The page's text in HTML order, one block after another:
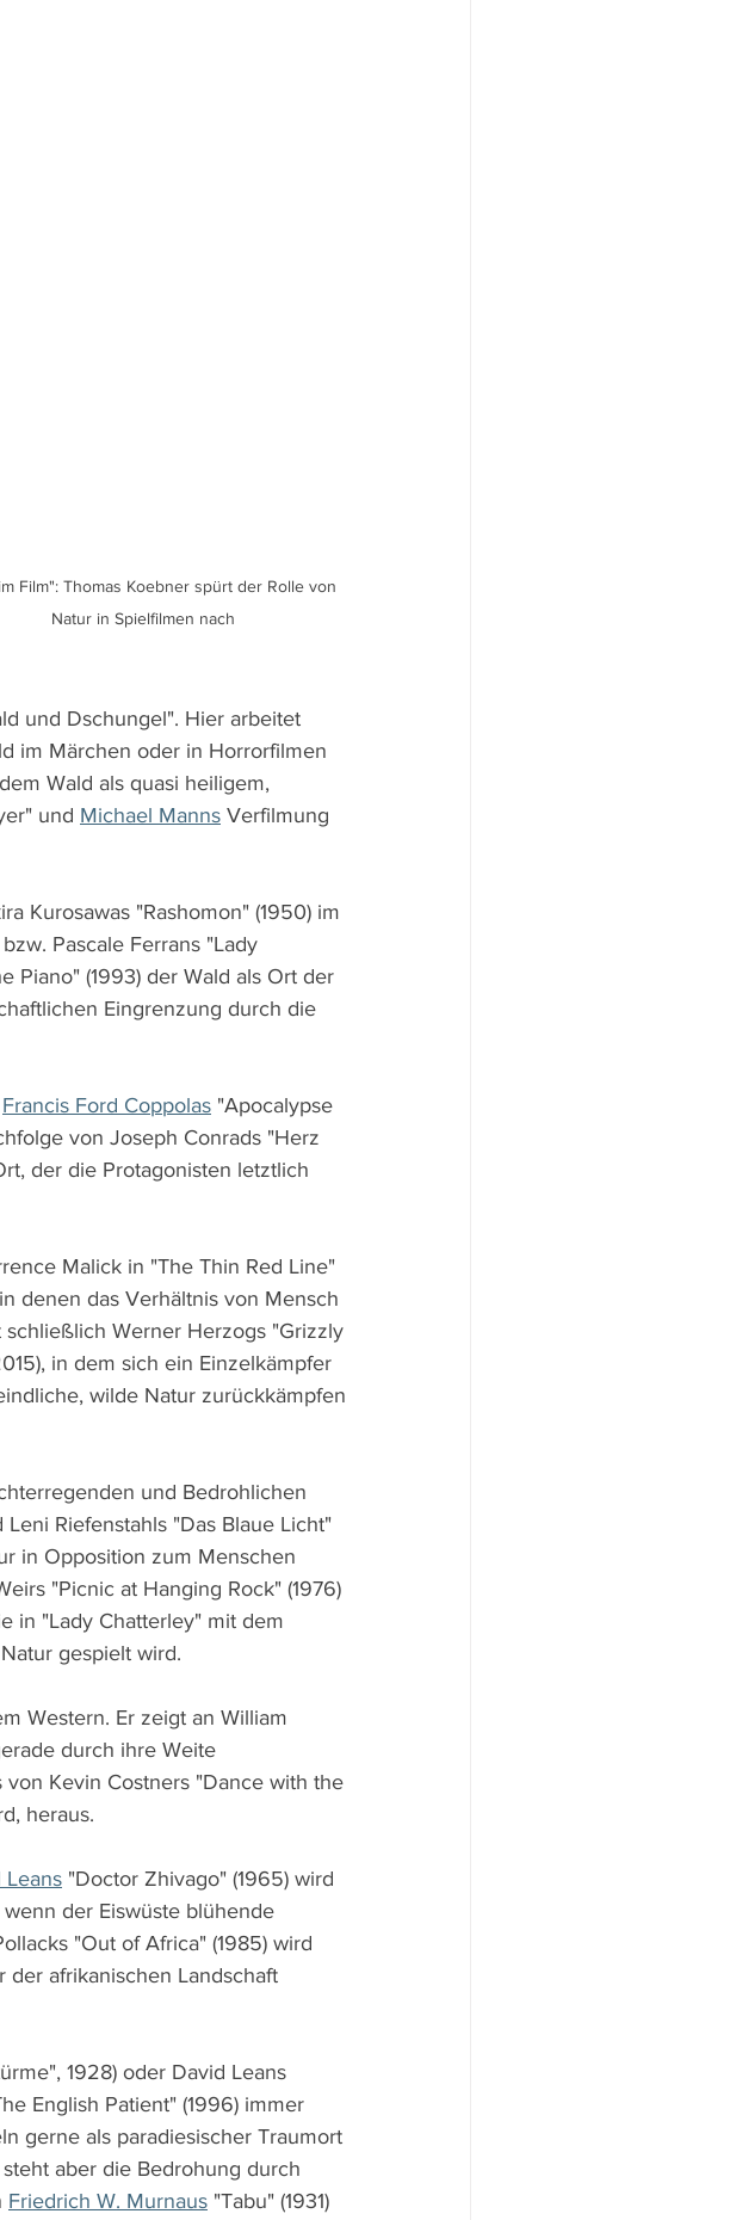
Film": Thomas Koebner spürt der Rolle von
Natur in Spielfilmen nach
und Dschungel". Hier arbeitet
im Märchen oder in Horrorfilmen
Wald als quasi heiligem,
und Michael Manns Verfilmung
Kurosawas "Rashomon" (1950) im
Pascale Ferrans "Lady
Piano" (1993) der Wald als Ort der
Eingrenzung durch die
Francis Ford Coppolas "Apocalypse
von Joseph Conrads "Herz
der die Protagonisten letztlich
Malick in "The Thin Red Line"
denen das Verhältnis von Mensch
Werner Herzogs "Grizzly
in dem sich ein Einzelkämpfer
wilde Natur zurückkämpfen
und Bedrohlichen
Riefenstahls "Das Blaue Licht"
in Opposition zum Menschen
"Picnic at Hanging Rock" (1976)
in "Lady Chatterley" mit dem
gespielt wird.
Western. Er zeigt an William
durch ihre Weite
Kevin Costners "Dance with the
heraus.
Leans "Doctor Zhivago" (1965) wird
der Eiswüste blühende
"Out of Africa" (1985) wird
afrikanischen Landschaft
1928) oder David Leans
English Patient" (1996) immer
gerne als paradiesischer Traumort
aber die Bedrohung durch
Friedrich W. Murnaus "Tabu" (1931)